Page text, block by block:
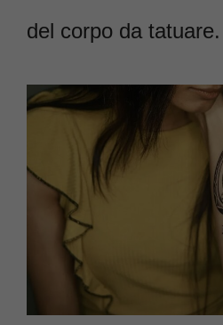
del corpo da tatuare.